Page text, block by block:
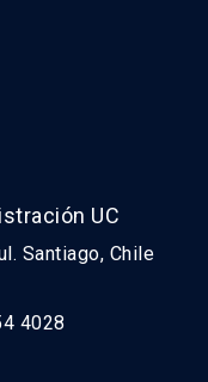
UC
Santiago, Chile
4028